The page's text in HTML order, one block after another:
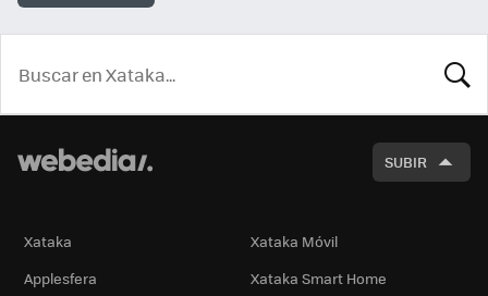
SUBIR
Xataka
Xataka Móvil
Applesfera
Xataka Smart Home